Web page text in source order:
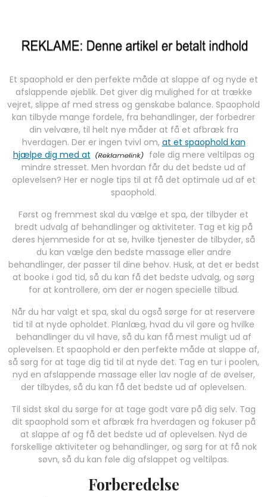
Et spaophold er den perfekte måde at slappe af og nyde et
afslappende øjeblik. Det giver dig mulighed for at trække
vejret, slippe af med stress og genskabe balance. Spaophold
kan tilbyde mange fordele, fra behandlinger, der forbedrer
din velvære, til helt nye måder at få et afbræk fra
hverdagen. Der er ingen tvivl om, at et spaophold kan
hjælpe dig med at
føle dig mere veltilpas og
mindre stresset. Men hvordan får du det bedste ud af
oplevelsen? Her er nogle tips til at få det optimale ud af et
spaophold.
Først og fremmest skal du vælge et spa, der tilbyder et
bredt udvalg af behandlinger og aktiviteter. Tag et kig på
deres hjemmeside for at se, hvilke tjenester de tilbyder, så
du kan vælge den bedste massage eller andre
behandlinger, der passer til dine behov. Husk, at det er bedst
at booke i god tid, så du kan få det bedste udvalg, og sørg
for at kontrollere, om der er nogen specielle tilbud.
Når du har valgt et spa, skal du også sørge for at reservere
tid til at nyde opholdet. Planlæg, hvad du vil gøre og hvilke
behandlinger du vil have, så du kan få mest muligt ud af
oplevelsen. Et spaophold er den perfekte måde at slappe af,
så sørg for at tage dig tid til at nyde det. Tag en tur i poolen,
nyd en afslappende massage eller lav nogle af de øvelser,
der tilbydes, så du kan få det bedste ud af oplevelsen.
Til sidst skal du sørge for at tage godt vare på dig selv. Tag
dit spaophold som et afbræk fra hverdagen og fokuser på
at slappe af og få det bedste ud af oplevelsen. Nyd de
forskellige aktiviteter og behandlinger, og sørg for at få nok
søvn, så du kan føle dig afslappet og veltilpas.
Forberedelse